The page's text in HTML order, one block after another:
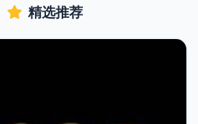
精选推荐